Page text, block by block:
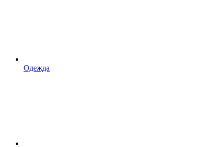
Одежда